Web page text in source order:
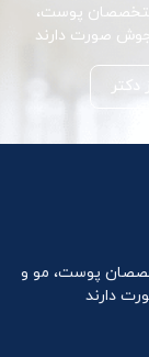
متخصصان پوست،
جوش صورت دارند
دکتر
پوست، مو و
دارند